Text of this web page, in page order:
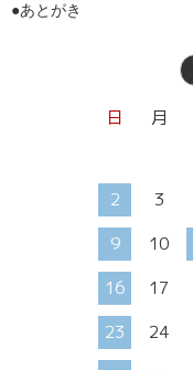
●あとがき
日 月
2
3
9
10
16
17
23
24